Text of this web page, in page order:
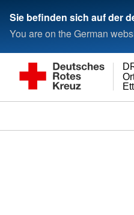
Sie befinden sich auf der
You are on the German